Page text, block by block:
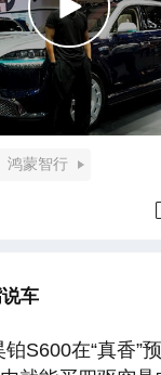
鸿蒙智行
车
S600在“真香”